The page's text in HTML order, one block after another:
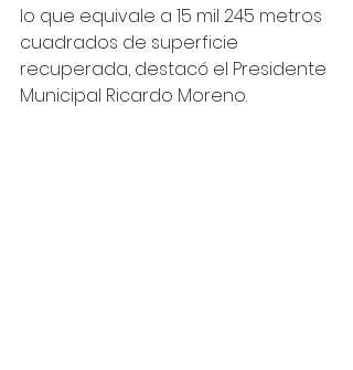
lo que equivale a 15 mil 245 metros
cuadrados de superficie
recuperada, destacó el Presidente
Municipal Ricardo Moreno.